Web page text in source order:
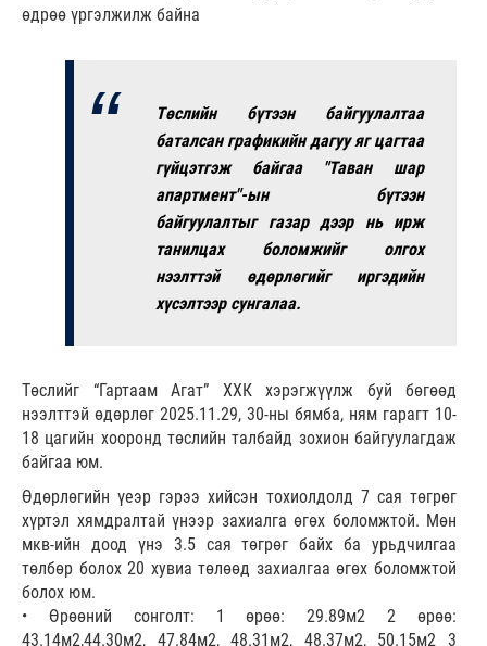
өдрөө үргэлжилж байна
Төслийн бүтээн байгуулалтаа
баталсан графикийн дагуу яг цагтаа
гүйцэтгэж байгаа "Таван шар
апартмент"-ын бүтээн
байгуулалтыг газар дээр нь ирж
танилцах боломжийг олгох
нээлттэй өдөрлөгийг иргэдийн
хүсэлтээр сунгалаа.
Төслийг “Гартаам Агат” ХХК хэрэгжүүлж буй бөгөөд
нээлттэй өдөрлөг 2025.11.29, 30-ны бямба, ням гарагт 10-
18 цагийн хооронд төслийн талбайд зохион байгуулагдаж
байгаа юм.
Өдөрлөгийн үеэр гэрээ хийсэн тохиолдолд 7 сая төгрөг
хүртэл хямдралтай үнээр захиалга өгөх боломжтой. Мөн
мкв-ийн доод үнэ 3.5 сая төгрөг байх ба урьдчилгаа
төлбөр болох 20 хувиа төлөөд захиалгаа өгөх боломжтой
болох юм.
• Өрөөний сонголт: 1 өрөө: 29.89м2 2 өрөө:
43.14м2,44.30м2, 47.84м2, 48.31м2, 48.37м2, 50.15м2 3